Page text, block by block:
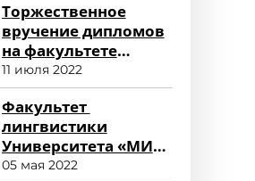
Торжественное
вручение дипломов
на факультете
среднего
профессионального
образования
11 июля 2022
Факультет
лингвистики
Университета «МИР»
глазами
05 мая 2022